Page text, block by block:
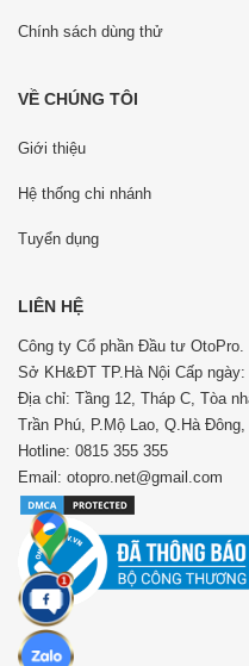
Chính sách dùng thử
VỀ CHÚNG TÔI
Giới thiệu
Hệ thống chi nhánh
Tuyển dụng
LIÊN HỆ
Công ty Cổ phần Đầu tư OtoPro.
Sở KH&ĐT TP.Hà Nội Cấp ngày:
Địa chỉ: Tầng 12, Tháp C, Tòa
Trần Phú, P.Mộ Lao, Q.Hà Đông,
Hotline: 0815 355 355
Email: otopro.net@gmail.com